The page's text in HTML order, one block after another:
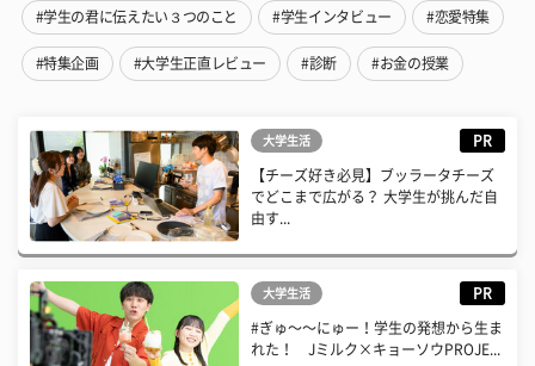
#学生の君に伝えたい３つのこと #学生インタビュー #恋愛特集
#特集企画 #大学生正直レビュー #診断 #お金の授業
大学生活 PR
【チーズ好き必見】ブッラータチーズ
でどこまで広がる？ 大学生が挑んだ自
由す...
大学生活 PR
#ぎゅ〜〜にゅー！学生の発想から生ま
れた！ Jミルク×キョーソウPROJE...